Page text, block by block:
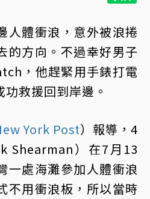
人體衝浪，意外被浪捲
的方向。不過幸好男子
，他趕緊用手錶打電
救援回到岸邊。
York Post）報導，4
Shearman）在7月13
一處海灘參加人體衝浪
不用衝浪板，所以當時